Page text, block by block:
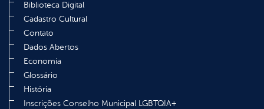
Biblioteca Digital
Cadastro Cultural
Contato
Dados Abertos
Economia
Glossário
História
Inscrições Conselho Municipal LGBTQIA+